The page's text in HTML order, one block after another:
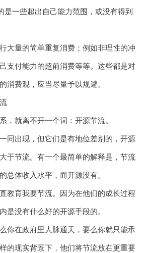
是一些超出自己能力范围，或没有得到
大量的简单重复消费；例如非理性的冲
支付能力的超前消费等等。这些都是对
消费观，应当尽量予以规避。
，就离不开一个词：开源节流。
同出现，但它们是有地位差别的，开源
于节流。有一个最简单的解释是，节流
总体收入水平，而开源没有。
教育我要节流。因为在他们的成长过程
是没有什么好的开源手段的。
你在政府里人脉通天，要么你就只能承
的现实背景下，他们将节流放在更重要